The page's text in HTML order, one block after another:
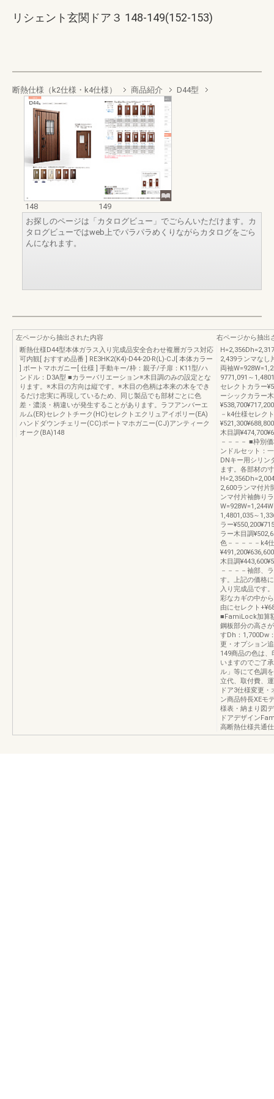
リシェント玄関ドア３ 148-149(152-153)
断熱仕様（k2仕様・k4仕様） 商品紹介 D44型
148
149
お探しのページは「カタログビュー」でごらんいただけます。カ
タログビューではweb上でパラパラめくりながらカタログをごら
んになれます。
左ページから抽出された内容
断熱仕様D44型本体ガラス入り完成品安全合わせ複層ガラス対応
可内観[ おすすめ品番 ] RE3HK2(K4)-D44-20-R(L)-CJ[ 本体カラー
] ポートマホガニー[ 仕様 ] 手動キー/枠：親子/子扉：K11型/ハ
ンドル：D3A型 ■カラーバリエーション※木目調のみの設定とな
ります。※木目の方向は縦です。※木目の色柄は本来の木をでき
るだけ忠実に再現しているため、同じ製品でも部材ごとに色
差・濃淡・柄違いが発生することがあります。ラフアンバーエ
ルム(ER)セレクトチーク(HC)セレクトエクリュアイボリー(EA)
ハンドダウンチェリー(CC)ポートマホガニー(CJ)アンティーク
オーク(BA)148
右ページから抽出
2,439ランマなし
両袖
9771,091～
セレクトカラー
ーシックカラー
－k4仕様セレク
木目調
－－－－ ■枠別
ンドルセット：
DNキー用シリン
ます。各部材の
2,600ランマ付片
ンマ付片袖飾り
1,4801,035～
ラー
ラー木目調
色－－－－－k4
木目調
－－－－袖部、
す。上記の価格
入り完成品です
彩なカギの中か
由にセレクト
■FamiLock加算
鋼板部分の高さ
すDh：1,700Dw
更・オプション
149商品の色は
いますのでご了
ル」等にて色調
立代、取付費、
ドア3仕様変更
ン商品特長XEモ
様表・納まり図
ドアデザイン
高断熱仕様共通